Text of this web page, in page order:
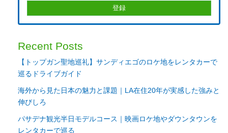
Recent Posts
【トップガン聖地巡礼】サンディエゴのロケ地をレンタカーで
巡るドライブガイド
海外から見た日本の魅力と課題｜LA在住20年が実感した強みと
伸びしろ
パサデナ観光半日モデルコース｜映画ロケ地やダウンタウンを
レンタカーで巡る